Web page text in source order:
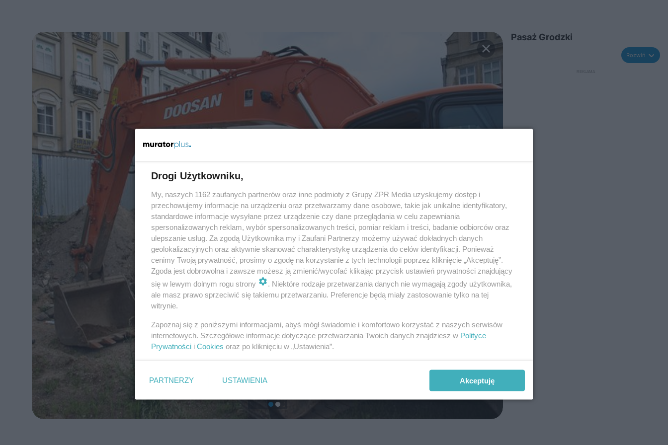
Pasaż Grodzki
Rozwiń
Drogi Użytkowniku,
My, naszych 1162 zaufanych partnerów oraz inne podmioty z Grupy ZPR Media uzyskujemy dostęp i
przechowujemy informacje na urządzeniu oraz przetwarzamy dane osobowe, takie jak unikalne identyfikatory,
standardowe informacje wysyłane przez urządzenie czy dane przeglądania w celu zapewniania
spersonalizowanych reklam, wybór spersonalizowanych treści, pomiar reklam i treści, badanie odbiorców oraz
ulepszanie usług. Za zgodą Użytkownika my i Zaufani Partnerzy możemy używać dokładnych danych
geolokalizacyjnych oraz aktywnie skanować charakterystykę urządzenia do celów identyfikacji. Ponieważ
cenimy Twoją prywatność, prosimy o zgodę na korzystanie z tych technologii poprzez kliknięcie „Akceptuję”.
Zgoda jest dobrowolna i zawsze możesz ją zmienić/wycofać klikając przycisk ustawień prywatności znajdujący
się w lewym dolnym rogu strony
. Niektóre rodzaje przetwarzania danych nie wymagają zgody użytkownika,
ale masz prawo sprzeciwić się takiemu przetwarzaniu. Preferencje będą miały zastosowanie tylko na tej
witrynie.
Zapoznaj się z poniższymi informacjami, abyś mógł świadomie i komfortowo korzystać z naszych serwisów
internetowych. Szczegółowe informacje dotyczące przetwarzania Twoich danych znajdziesz w Polityce
Prywatności i Cookies oraz po kliknięciu w „Ustawienia”.
PARTNERZY USTAWIENIA Akceptuję